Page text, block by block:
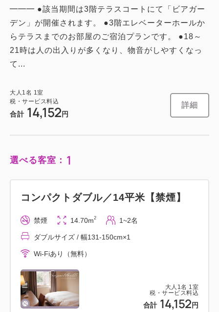
━━━ ●該当期間は3階テラスコートにて「ビアガー
デン」が開催されます。 ●3階エレベーターホールか
らテラスまでのお部屋のご宿泊プランです。 ●18～
21時は人の出入りが多くなり、物音がしやすくなっ
て...
大人 1 名 1 室
税・サービス料込
合計 14,152 円
詳細
選べる客室： 1
大人 1 名 1 室
税・サービス料込
合計 14,152 円
コンパクトダブル／14平米【禁煙】
禁煙 14.70m2 1~2名
ダブルサイズ / 幅131-150cm×1
Wi-Fiあり（無料）